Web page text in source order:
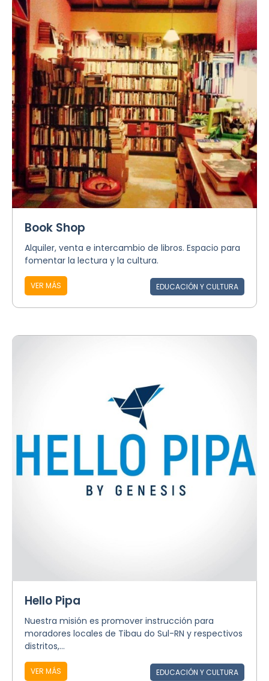
Book Shop
Alquiler, venta e intercambio de libros. Espacio para
fomentar la lectura y la cultura.
VER MÁS EDUCACIÓN Y CULTURA
Hello Pipa
Nuestra misión es promover instrucción para
moradores locales de Tibau do Sul-RN y respectivos
distritos,...
VER MÁS EDUCACIÓN Y CULTURA